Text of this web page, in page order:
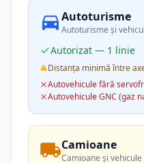
Autoturisme
Autoturisme și
Autorizat — 1 linie
Distanța minimă între
Autovehicule fără
Autovehicule GNC (gaz
Camioane
Camioane și